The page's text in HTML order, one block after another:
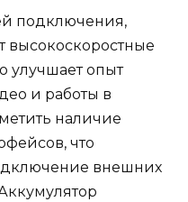
подключения,
высокоскоростные
улучшает опыт
и работы в
наличие
что
внешних